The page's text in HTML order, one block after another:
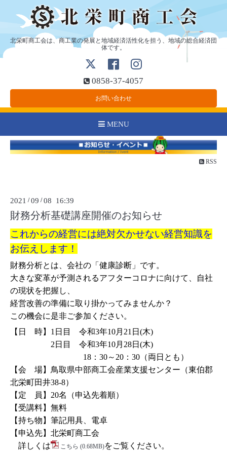
北栄町商工会は、商工業の発展と地域経済活性化を担う、地域の総合経済団
体です。
0858-37-4057
お問い合わせ
MENU
RSS
2021 /09 /08 16:39
財務分析基礎講座開催のお知らせ
これからの経営には絶対欠かせない経営知識を
お伝えします！
財務分析とは、会社の「健康診断」です。
大きな変革が予測されるアフターコロナに向けて、自社
の現状を把握し、
経営改善の準備に取り掛かってみませんか？
この機会に是非ご参加ください。
【日 時】1日目 令和3年10月21日(木)
2日目 令和3年10月28日(木)
18：30～20：30（両日とも）
【会 場】鳥取県中部商工会産業支援センター（東伯郡
北栄町田井38-8）
【定 員】20名（申込先着順）
【受講料】無料
【持ち物】筆記用具、電卓
【申込先】北栄町商工会
詳しくは
こちら (0.68MB)をご覧ください。